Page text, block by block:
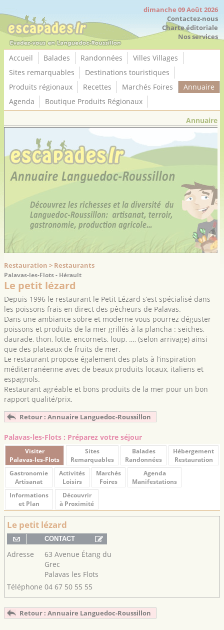
dimanche 09 Août 2026
Contactez-nous
Charte éditoriale
Nos services
Accueil Balades Randonnées
Villes Villages
Sites remarquables
Destinations touristiques
Produits régionaux
Recettes Marchés Foires
Annuaire
Agenda
Boutique Produits Régionaux
Annuaire
Restauration > Restaurants
Palavas-les-Flots - Hérault
Le petit lézard
Depuis 1996 le restaurant le Petit Lézard s’est spécialisé dans
les poissons frais en direct des pêcheurs de Palavas.
Dans une ambiance sobre et moderne vous pourrez déguster
poissons et produits de la mer grillés à la plancha : seiches,
daurade, thon, lotte, encornets, loup, …, (selon arrivage) ainsi
que des plateaux de fruits de mer.
Le restaurant propose également des plats à l’inspiration
méditerranéenne avec de beaux produits locaux, italiens et
espagnols.
Restaurant agréable et bons produits de la mer pour un bon
rapport qualité/prix.
Retour : Annuaire Languedoc-Roussillon
Palavas-les-Flots : Préparez votre séjour
Visiter
Palavas-les-Flots
Sites
Remarquables
Balades
Randonnées
Hébergement
Restauration
Gastronomie
Artisanat
Activités
Loisirs
Marchés
Foires
Agenda
Manifestations
Informations
et Plan
Découvrir
à Proximité
Le petit lézard
Adresse
63 Avenue Étang du
Grec
Palavas les Flots
Téléphone 04 67 50 55 55
Retour : Annuaire Languedoc-Roussillon